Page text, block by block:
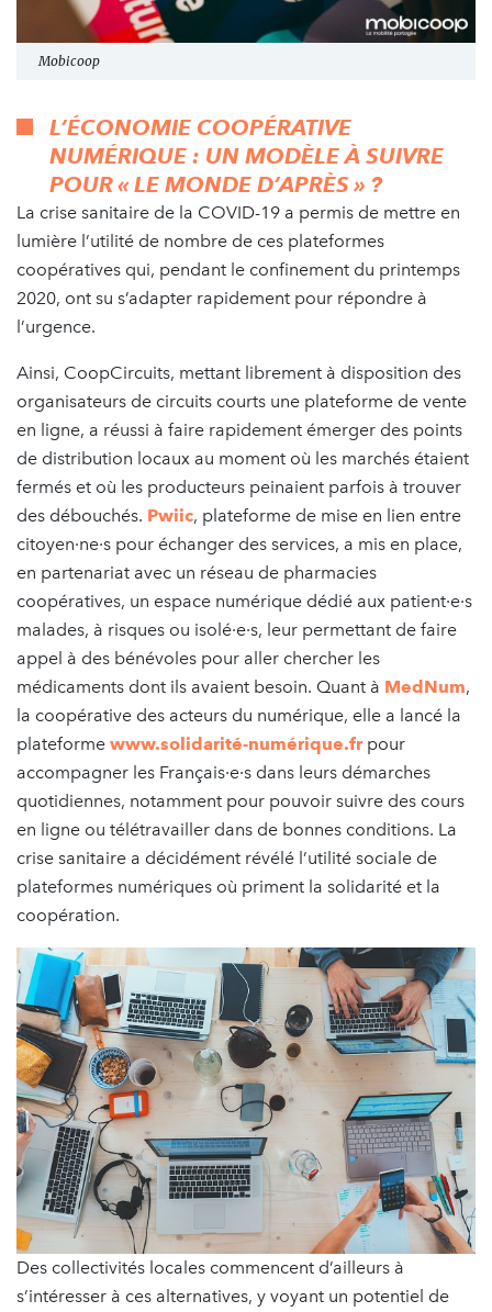
Mobicoop
L’ÉCONOMIE COOPÉRATIVE
NUMÉRIQUE : UN MODÈLE À SUIVRE
POUR « LE MONDE D’APRÈS » ?
La crise sanitaire de la COVID-19 a permis de mettre en
lumière l’utilité de nombre de ces plateformes
coopératives qui, pendant le confinement du printemps
2020, ont su s’adapter rapidement pour répondre à
l’urgence.
Ainsi, CoopCircuits, mettant librement à disposition des
organisateurs de circuits courts une plateforme de vente
en ligne, a réussi à faire rapidement émerger des points
de distribution locaux au moment où les marchés étaient
fermés et où les producteurs peinaient parfois à trouver
des débouchés. Pwiic, plateforme de mise en lien entre
citoyen·ne·s pour échanger des services, a mis en place,
en partenariat avec un réseau de pharmacies
coopératives, un espace numérique dédié aux patient·e·s
malades, à risques ou isolé·e·s, leur permettant de faire
appel à des bénévoles pour aller chercher les
médicaments dont ils avaient besoin. Quant à MedNum,
la coopérative des acteurs du numérique, elle a lancé la
plateforme www.solidarité-numérique.frpour
accompagner les Français·e·s dans leurs démarches
quotidiennes, notamment pour pouvoir suivre des cours
en ligne ou télétravailler dans de bonnes conditions. La
crise sanitaire a décidément révélé l’utilité sociale de
plateformes numériques où priment la solidarité et la
coopération.
Des collectivités locales commencent d’ailleurs à
s’intéresser à ces alternatives, y voyant un potentiel de